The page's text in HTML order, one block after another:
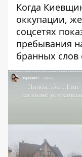
Когда
оккупации,
соцсетях
пребывания
бранных слов